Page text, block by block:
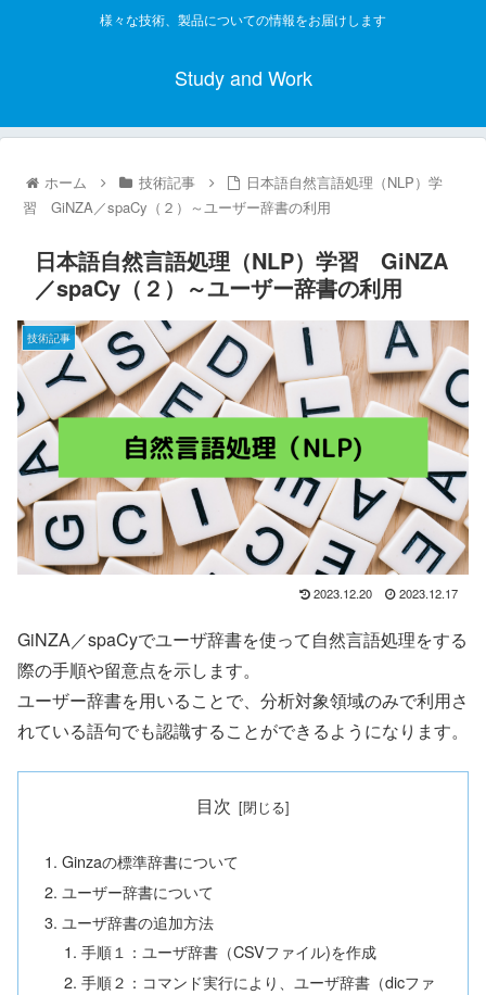
様々な技術、製品についての情報をお届けします
Study and Work
ホーム 技術記事
日本語自然言語処理（NLP）学
習 GiNZA／spaCy（２）～ユーザー辞書の利用
日本語自然言語処理（NLP）学習 GiNZA
／spaCy（２）～ユーザー辞書の利用
技術記事
2023.12.20 2023.12.17
GiNZA／spaCyでユーザ辞書を使って自然言語処理をする
際の手順や留意点を示します。
ユーザー辞書を用いることで、分析対象領域のみで利用さ
れている語句でも認識することができるようになります。
目次
Ginzaの標準辞書について
ユーザー辞書について
ユーザ辞書の追加方法
手順１：ユーザ辞書（CSVファイル)を作成
手順２：コマンド実行により、ユーザ辞書（dicファ